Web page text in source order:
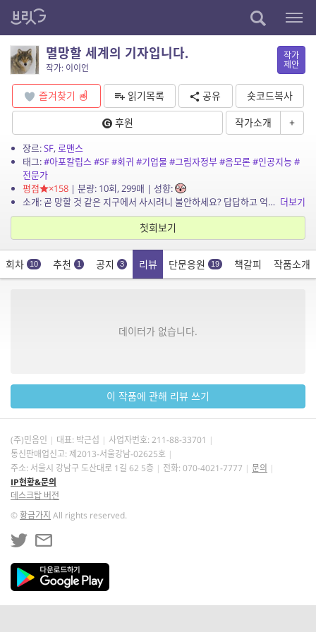
멸망할 세계의 기자입니다.
작가: 이이언
작가
제안
즐겨찾기 읽기목록 공유
숏코드복사
후원
작가소개 +
장르:SF,로맨스
태그:#아포칼립스#SF#회귀 #기업물#그림자정부#음모론#인공지능#
전문가
평점
×158| 분량: 10회, 299매 | 성향:
소개: 곧 망할 것 같은 지구에서 사시려니 불안하세요? 답답하고 억울해서 살기 힘드세요? 각종 음모론, 억울한 사연, 미제 사건… 뭐든지 취재해드립니다. 보고는 상세히, 보도는... 더보기
첫회보기
회차 10 추천 1 공지 3 리뷰 단문응원 19 책갈피 작품소개
데이터가 없습니다.
이 작품에 관해 리뷰 쓰기
(주)민음인 대표: 박근섭 사업자번호: 211-88-33701
통신판매업신고: 제2013-서울강남-02625호
주소: 서울시 강남구 도산대로 1길 62 5층
전화: 070-4021-7777
문의
IP현황&문의
데스크탑 버전
©황금가지 All rights reserved.